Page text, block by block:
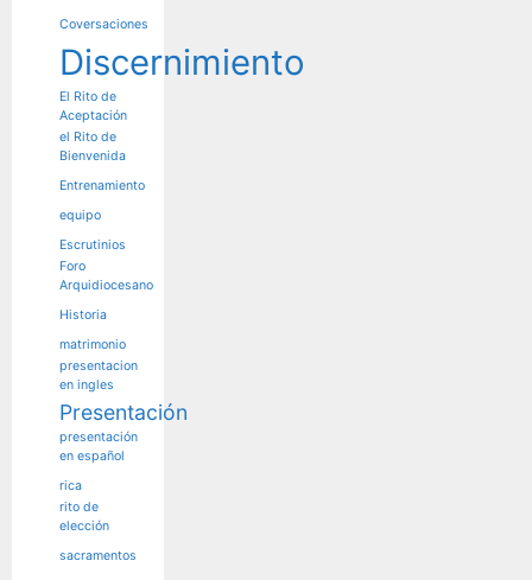
Coversaciones
Discernimiento
El Rito de
Aceptación
el Rito de
Bienvenida
Entrenamiento
equipo
Escrutinios
Foro
Arquidiocesano
Historia
matrimonio
presentacion
en ingles
Presentación
presentación
en español
rica
rito de
elección
sacramentos